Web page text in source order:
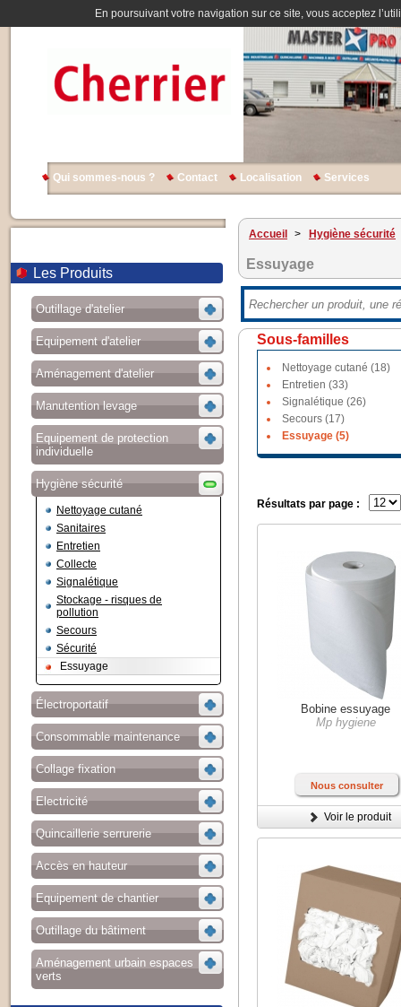
En poursuivant votre navigation sur ce site, vous acceptez
Qui sommes-nous ? Contact Localisation Services
Les Produits
Outillage d'atelier
Equipement d'atelier
Aménagement d'atelier
Manutention levage
Equipement de protection
individuelle
Hygiène sécurité
Nettoyage cutané
Sanitaires
Entretien
Collecte
Signalétique
Stockage - risques de
pollution
Secours
Sécurité
Essuyage
Électroportatif
Consommable maintenance
Collage fixation
Electricité
Quincaillerie serrurerie
Accès en hauteur
Equipement de chantier
Outillage du bâtiment
Aménagement urbain espaces
verts
Accueil > Hygiène sécurité
Essuyage
Sous-familles
Nettoyage cutané (18)
Entretien (33)
Signalétique (26)
Secours (17)
Essuyage (5)
Résultats par page :
Bobine essuyage
Mp hygiene
Nous consulter
Voir le produit